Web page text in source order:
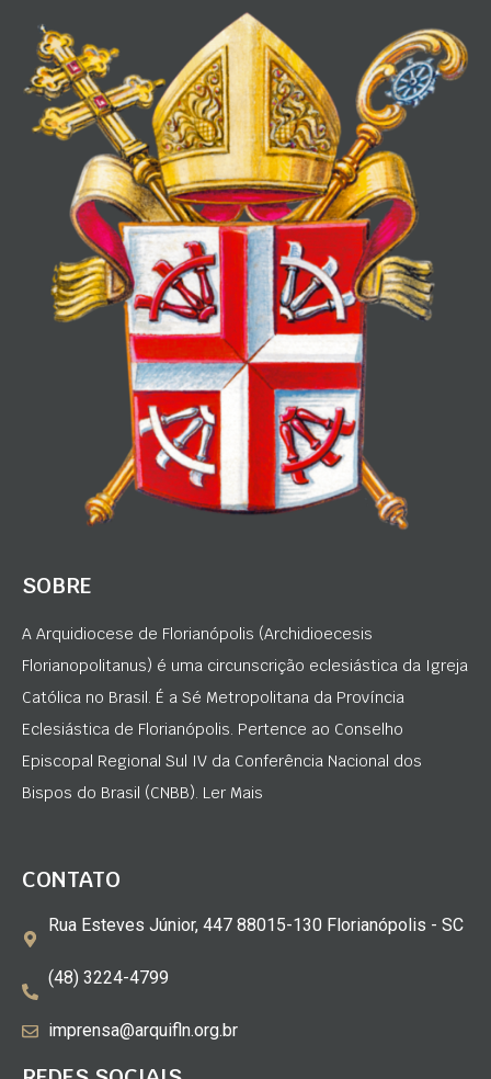
SOBRE
A Arquidiocese de Florianópolis (Archidioecesis
Florianopolitanus) é uma circunscrição eclesiástica da Igreja
Católica no Brasil. É a Sé Metropolitana da Província
Eclesiástica de Florianópolis. Pertence ao Conselho
Episcopal Regional Sul IV da Conferência Nacional dos
Bispos do Brasil (CNBB). Ler Mais
CONTATO
Rua Esteves Júnior, 447 88015-130 Florianópolis - SC
(48) 3224-4799
imprensa@arquifln.org.br